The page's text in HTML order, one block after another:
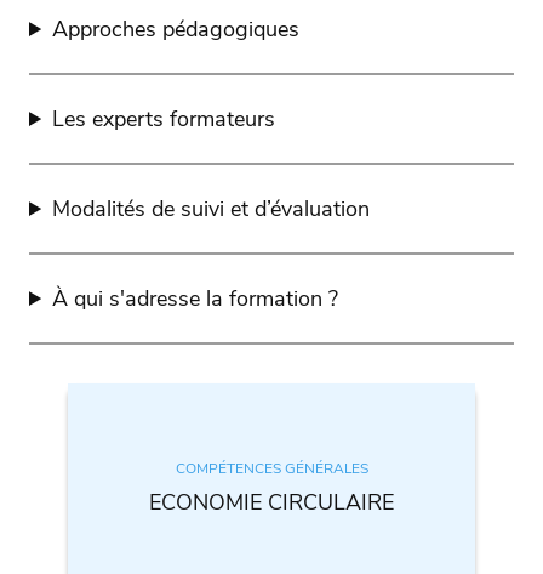
Approches pédagogiques
Les experts formateurs
Modalités de suivi et d’évaluation
À qui s'adresse la formation ?
COMPÉTENCES GÉNÉRALES
ECONOMIE CIRCULAIRE